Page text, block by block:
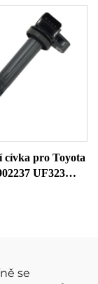
Zapalovací
Honda Accord
Encendido Del
Coche
cívka pro Toyota
UF323
se